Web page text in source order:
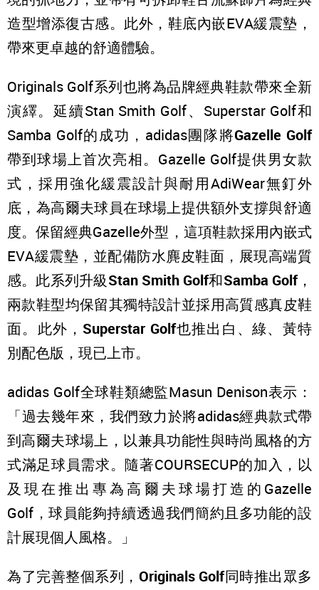
造型增添復古感。此外，鞋底內嵌EVA緩震墊，
帶來更卓越的舒適體驗。
Originals Golf系列也將為品牌經典鞋款帶來全新
演繹。延續Stan Smith Golf、Superstar Golf和
Samba Golf的成功，adidas團隊將Gazelle Golf
帶到球場上首次亮相。Gazelle Golf提供男女款
式，採用強化緩震設計與耐用AdiWear無釘外
底，為高爾夫球員在球場上提供額外支撐與舒適
度。保留經典Gazelle外型，這項鞋款採用內嵌式
EVA緩震墊，並配備防水麂皮鞋面，展現高端質
感。此系列升級Stan Smith Golf和Samba Golf，
兩款鞋型均保留其獨特設計並採用高質感真皮鞋
面。此外， Superstar Golf也推出白、綠、黃特
別配色版，現已上市。
adidas Golf全球鞋類總監Masun Denison表示：
「過去幾年來，我們致力於將adidas經典款式帶
到高爾夫球場上，以兼具功能性與時尚風格的方
式滿足球員需求。隨著COURSECUP的加入，以
及現在推出專為高爾夫球場打造的Gazelle
Golf，球員能夠持續透過我們簡約且多功能的設
計展現個人風格。」
為了完善整個系列， Originals Golf同時推出眾多